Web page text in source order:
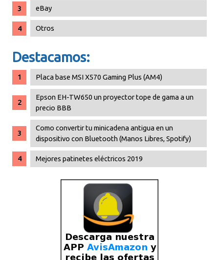
eBay
Otros
Destacamos:
Placa base MSI X570 Gaming Plus (AM4)
Epson EH-TW650 un proyector tope de gama a un
precio BBB
Como convertir tu minicadena antigua en un
dispositivo con Bluetooth (Manos Libres, Spotify)
Mejores patinetes eléctricos 2019